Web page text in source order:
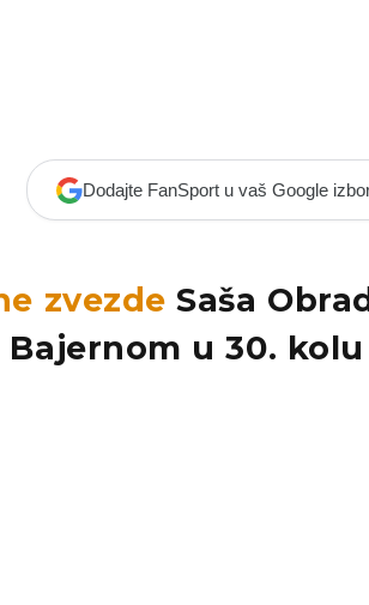
Dodajte FanSport u vaš Google
zvezde Saša
u 30.